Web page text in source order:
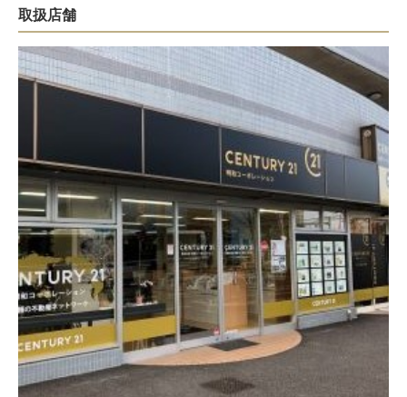
取扱店舗